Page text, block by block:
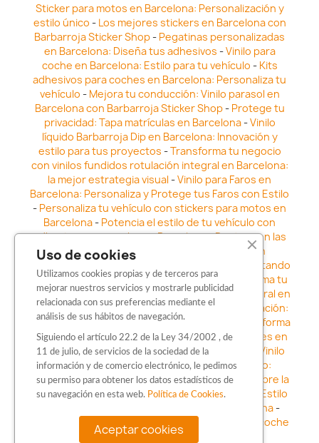
Sticker para motos en Barcelona: Personalización y
estilo único - Los mejores stickers en Barcelona con
Barbarroja Sticker Shop- Pegatinas personalizadas
en Barcelona: Diseña tus adhesivos -Vinilo para
coche en Barcelona: Estilo para tu vehículo - Kits
adhesivos para coches en Barcelona: Personaliza tu
vehículo - Mejora tu conducción: Vinilo parasol en
Barcelona con Barbarroja Sticker Shop- Protege tu
privacidad: Tapa matrículas en Barcelona-Vinilo
líquido Barbarroja Dip en Barcelona: Innovación y
estilo para tus proyectos -Transforma tu negocio
con vinilos fundidos rotulación integral en Barcelona:
la mejor estrategia visual -Vinilo para Faros en
Barcelona: Personaliza y Protege tus Faros con Estilo
- Personaliza tu vehículo con stickers para motos en
Barcelona- Potencia el estilo de tu vehículo con
adhesivos para coche en Barcelona-Destaca en las
calles: Los Mejores stickers para coches en
Vinilo para faros en Barcelona: Resaltando
la Estética y Seguridad del Automóvil- Transforma tu
vehículo con los vinilos fundidos rotulación integral en
Barcelona-Explora la Innovación en Personalización:
Vinilo líquido barbarroja dip en Barcelona
Transforma
tu vehículo con estilo: Kits adhesivos para coches en
Barcelona-Personaliza tu vehículo con estilo: Vinilo
para coche en Barcelona-Destaca con Estilo:
Pegatinas personalizadas en Barcelona -Descubre la
distinción: Los Mejores stickers en Barcelona
Estilo
en movimiento: Sticker para motos en Barcelona-
Personalización sobre ruedas: Adhesivos para coche
en Barcelona
Uso de cookies
Utilizamos cookies propias y de terceros para
mejorar nuestros servicios y mostrarle publicidad
relacionada con sus preferencias mediante el
análisis de sus hábitos de navegación.
Siguiendo el artículo 22.2 de la Ley 34/2002 , de
11 de julio, de servicios de la sociedad de la
información y de comercio electrónico, le pedimos
su permiso para obtener los datos estadísticos de
su navegación en esta web. Política de Cookies.
Aceptar cookies